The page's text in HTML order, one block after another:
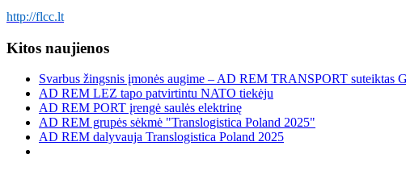
http://flcc.lt
Kitos naujienos
Svarbus žingsnis įmonės augime – AD REM TRANSPORT suteiktas
AD REM LEZ tapo patvirtintu NATO tiekėju
AD REM PORT įrengė saulės elektrinę
AD REM grupės sėkmė "Translogistica Poland 2025"
AD REM dalyvauja Translogistica Poland 2025